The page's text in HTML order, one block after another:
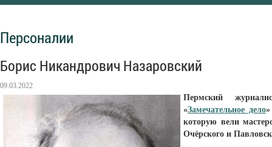
Персоналии
Борис Никандрович Назаровский
09.03.2022
Пермский
«Замечательное дело
которую вели
Очёрского и